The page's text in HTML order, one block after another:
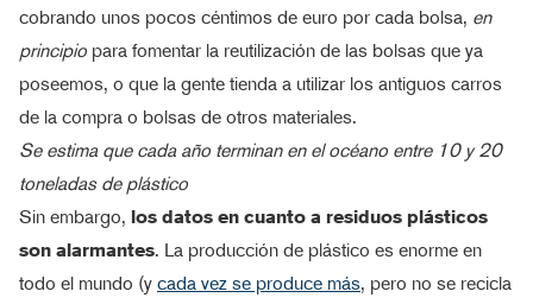
cobrando unos pocos céntimos de euro por cada bolsa, en
principio para fomentar la reutilización de las bolsas que ya
poseemos, o que la gente tienda a utilizar los antiguos carros
de la compra o bolsas de otros materiales.
Se estima que cada año terminan en el océano entre 10 y 20
toneladas de plástico
Sin embargo, los datos en cuanto a residuos plásticos
son alarmantes. La producción de plástico es enorme en
todo el mundo (y cada vez se produce más, pero no se recicla